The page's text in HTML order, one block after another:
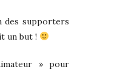
des supporters
un but !
» pour